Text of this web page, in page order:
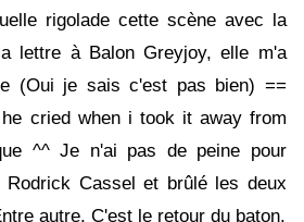
rigolade cette scène avec la
lettre à Balon Greyjoy, elle m'a
(Oui je sais c'est pas bien) ==
cried when i took it away from
^^ Je n'ai pas de peine pour
Rodrick Cassel et brûlé les deux
autre. C'est le retour du baton.